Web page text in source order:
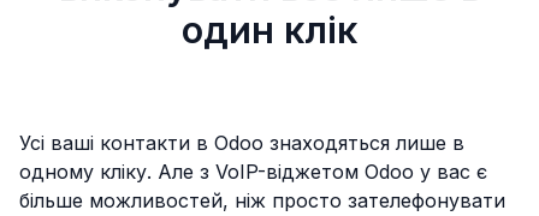
один клік
Усі ваші контакти в Odoo знаходяться лише в
одному кліку. Але з VoIP-віджетом Odoo у вас є
більше можливостей, ніж просто зателефонувати